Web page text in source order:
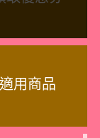
適用商品